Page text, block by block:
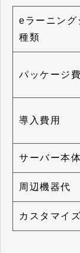
eラーニング
種類
パッケージ
導入費用
サーバー本
周辺機器代
カスタマイ